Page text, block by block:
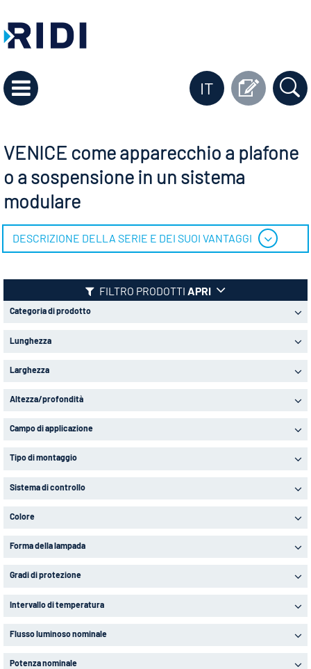
IT
VENICE come apparecchio a plafone
o a sospensione in un sistema
modulare
DESCRIZIONE DELLA SERIE E DEI SUOI VANTAGGI
FILTRO PRODOTTI APRI
Categoria di prodotto
Lunghezza
Larghezza
Altezza/profondità
Campo di applicazione
Tipo di montaggio
Sistema di controllo
Colore
Forma della lampada
Gradi di protezione
Intervallo di temperatura
Flusso luminoso nominale
Potenza nominale